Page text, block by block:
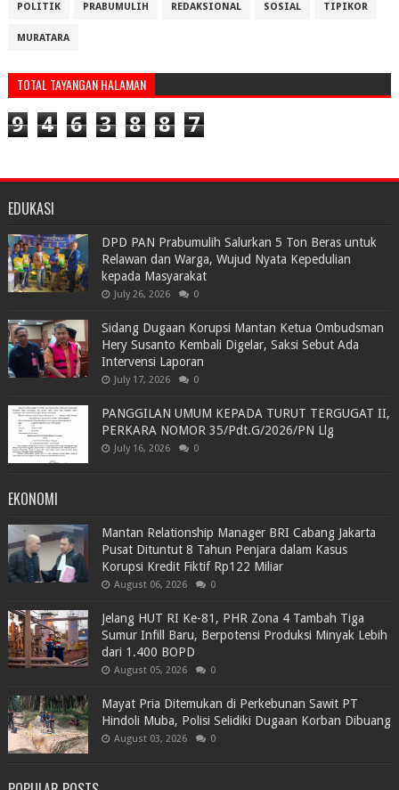
POLITIK PRABUMULIH REDAKSIONAL SOSIAL TIPIKOR
MURATARA
TOTAL TAYANGAN HALAMAN
9 4 6 3 8 8 7
EDUKASI
DPD PAN Prabumulih Salurkan 5 Ton Beras untuk
Relawan dan Warga, Wujud Nyata Kepedulian
kepada Masyarakat
July 26, 2026 0
Sidang Dugaan Korupsi Mantan Ketua Ombudsman
Hery Susanto Kembali Digelar, Saksi Sebut Ada
Intervensi Laporan
July 17, 2026 0
PANGGILAN UMUM KEPADA TURUT TERGUGAT II,
PERKARA NOMOR 35/Pdt.G/2026/PN Llg
July 16, 2026 0
EKONOMI
Mantan Relationship Manager BRI Cabang Jakarta
Pusat Dituntut 8 Tahun Penjara dalam Kasus
Korupsi Kredit Fiktif Rp122 Miliar
August 06, 2026 0
Jelang HUT RI Ke-81, PHR Zona 4 Tambah Tiga
Sumur Infill Baru, Berpotensi Produksi Minyak Lebih
dari 1.400 BOPD
August 05, 2026 0
Mayat Pria Ditemukan di Perkebunan Sawit PT
Hindoli Muba, Polisi Selidiki Dugaan Korban Dibuang
August 03, 2026 0